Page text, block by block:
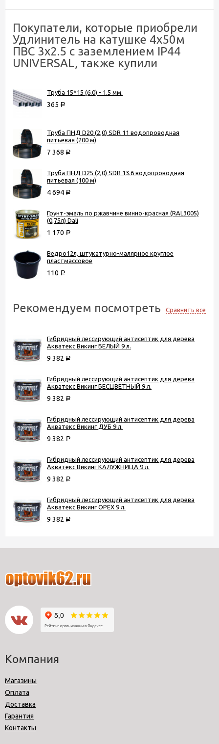
Покупатели, которые приобрели
Удлинитель на катушке 4х50м
ПВС 3х2.5 с заземлением IP44
UNIVERSAL, также купили
Труба 15*15 (6.0) - 1.5 мм.
365 Р
Труба ПНД D20 (2,0) SDR 11 водопроводная
питьевая (200 м)
7 368 Р
Труба ПНД D25 (2,0) SDR 13.6 водопроводная
питьевая (100 м)
4 694 Р
Грунт-эмаль по ржавчине винно-красная (RAL3005)
(0,75л) Dali
1 170 Р
Ведро12л, штукатурно-малярное круглое
пластмассовое
110 Р
Рекомендуем посмотреть Сравнить все
Гибридный лессирующий антисептик для дерева
Акватекс Викинг БЕЛЫЙ 9 л.
9 382 Р
Гибридный лессирующий антисептик для дерева
Акватекс Викинг БЕСЦВЕТНЫЙ 9 л.
9 382 Р
Гибридный лессирующий антисептик для дерева
Акватекс Викинг ДУБ 9 л.
9 382 Р
Гибридный лессирующий антисептик для дерева
Акватекс Викинг КАЛУЖНИЦА 9 л.
9 382 Р
Гибридный лессирующий антисептик для дерева
Акватекс Викинг ОРЕХ 9 л.
9 382 Р
Компания
Магазины
Оплата
Доставка
Гарантия
Контакты